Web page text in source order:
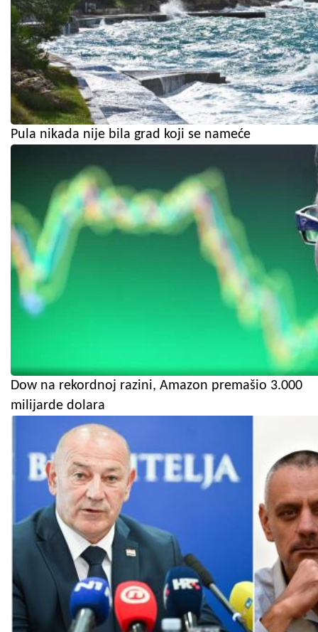
Pula nikada nije bila grad koji se nameće
Dow na rekordnoj razini, Amazon premašio 3.000
milijarde dolara